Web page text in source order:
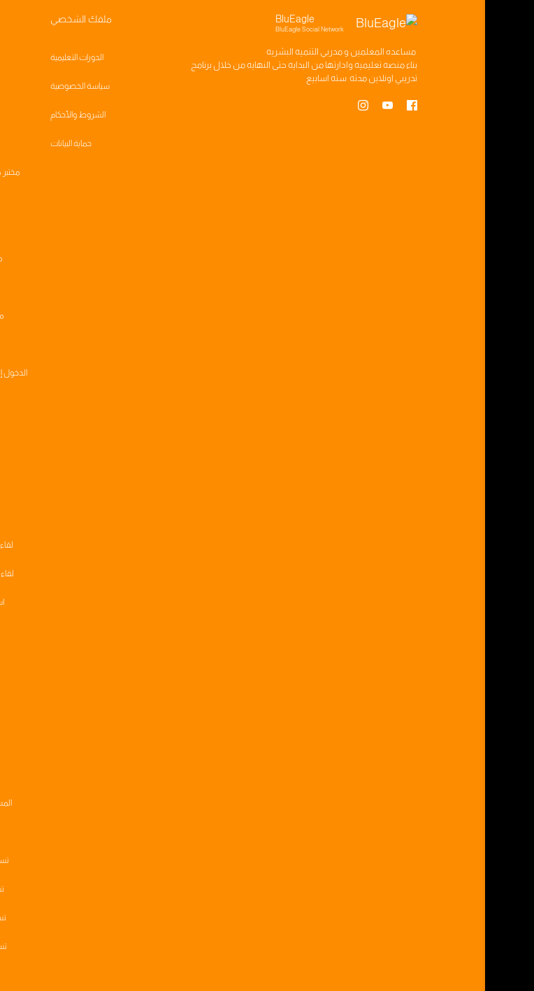
BluEagle
BluEagle Social Network
مساعده المعلمين ومدربي التنميه البشريه
بناءمنصه تعليميه وادارتها من البدايه حتى النهايه من خلال برنامج
تدريبي اونلاين مدته سته اسابيع
ملفك الشخصي
الدورات التعليمية
سياسة الخصوصية
الشروط والأحكام
حماية البيانات
مختبر